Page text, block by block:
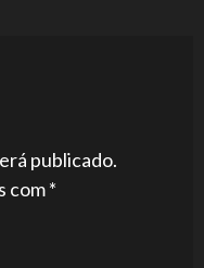
publicado.
com*